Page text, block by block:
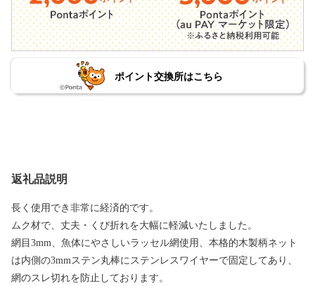
ポイント交換所はこちら
返礼品説明
長く使用でき非常に経済的です。
ムク材で、丈夫・くび折れを大幅に軽減いたしました。
網目3mm、魚体にやさしいラッセル網使用、本格的木製柄ネット
は内側の3mmステン丸棒にステンレスワイヤーで固定してあり、
網のスレ切れを防止しております。